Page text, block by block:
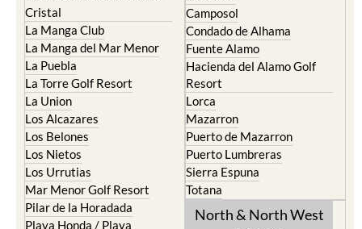
El Carmoli
Islas Menores and Mar de
Cristal
La Manga Club
La Manga del Mar Menor
La Puebla
La Torre Golf Resort
La Union
Los Alcazares
Los Belones
Los Nietos
Los Urrutias
Mar Menor Golf Resort
Alhama de Murcia
Bolnuevo
Camposol
Condado de Alhama
Fuente Alamo
Hacienda del Alamo Golf
Resort
Lorca
Mazarron
Puerto de Mazarron
Puerto Lumbreras
Sierra Espuna
Totana